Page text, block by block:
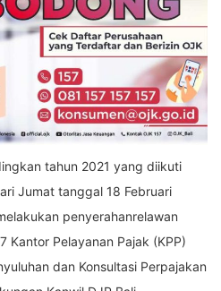
tahun 2021 yang diikuti
Jumat tanggal 18 Februari
penyerahanrelawan
Kantor Pelayanan Pajak (KPP)
dan Konsultasi Perpajakan